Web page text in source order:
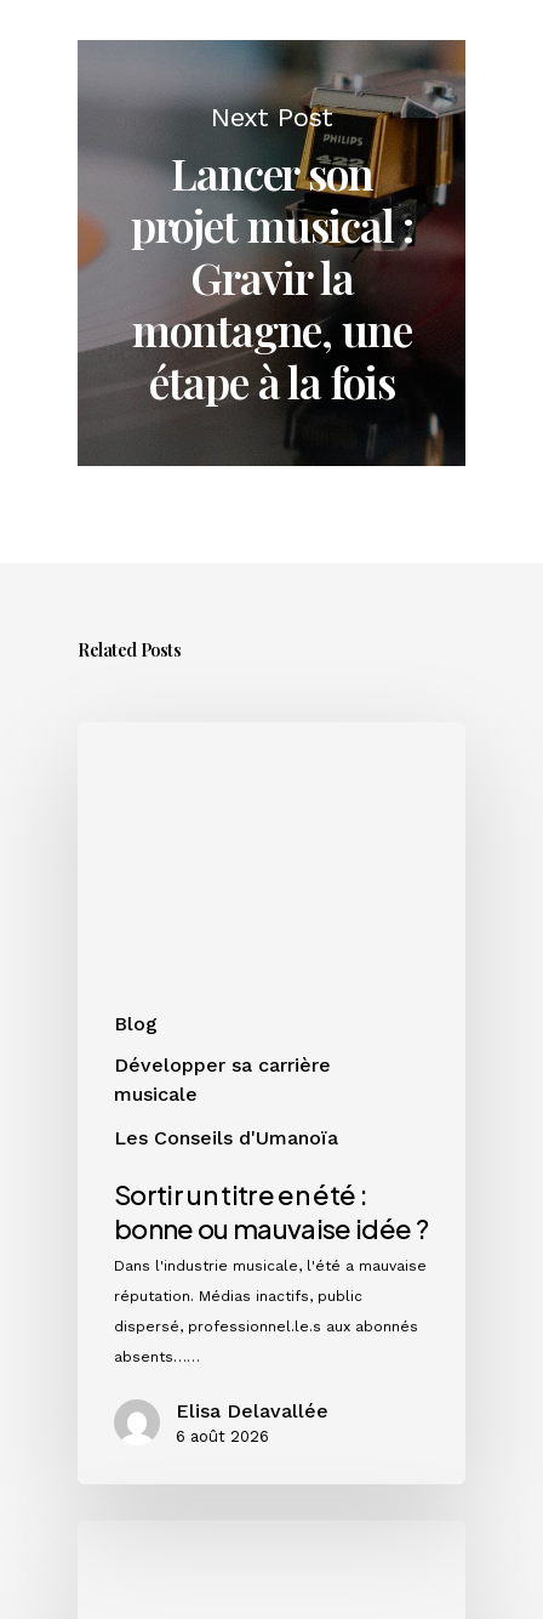
Next Post
Lancer son
projet musical :
Gravir la
montagne, une
étape à la fois
Related Posts
Blog
Développer sa carrière
musicale
Les Conseils d'Umanoïa
Sortir un titre en été :
bonne ou mauvaise idée ?
Dans l'industrie musicale, l'été a mauvaise
réputation. Médias inactifs, public
dispersé, professionnel.le.s aux abonnés
absents……
Elisa Delavallée
6 août 2026